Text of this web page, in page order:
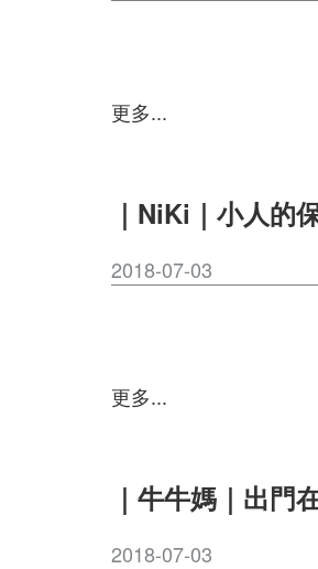
更多...
｜NiKi｜小人的
2018-07-03
更多...
｜牛牛媽｜出門
2018-07-03